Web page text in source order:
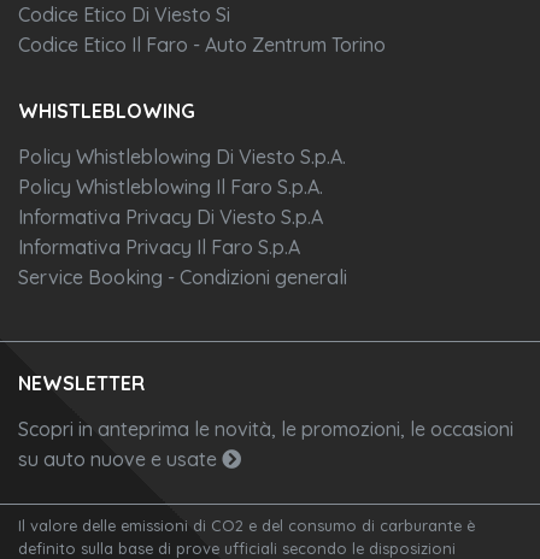
Freni a disco anteriori e posteriori
Codice Etico Di Viesto Si
Codice Etico Il Faro - Auto Zentrum Torino
WHISTLEBLOWING
Policy Whistleblowing Di Viesto S.p.A.
Policy Whistleblowing Il Faro S.p.A.
Informativa Privacy Di Viesto S.p.A
Informativa Privacy Il Faro S.p.A
Service Booking - Condizioni generali
NEWSLETTER
Scopri in anteprima le novità, le promozioni, le occasioni
su auto nuove e usate
Il valore delle emissioni di CO2 e del consumo di carburante è
definito sulla base di prove ufficiali secondo le disposizioni